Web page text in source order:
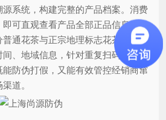
系统，构建完整的产品档案。消费
可直观查看产品全部正品信息，快
通花茶与正宗地理标志花茶。系统
、地域信息，针对重复扫码、异地
防伪打假，又能有效管控经销商窜
道。